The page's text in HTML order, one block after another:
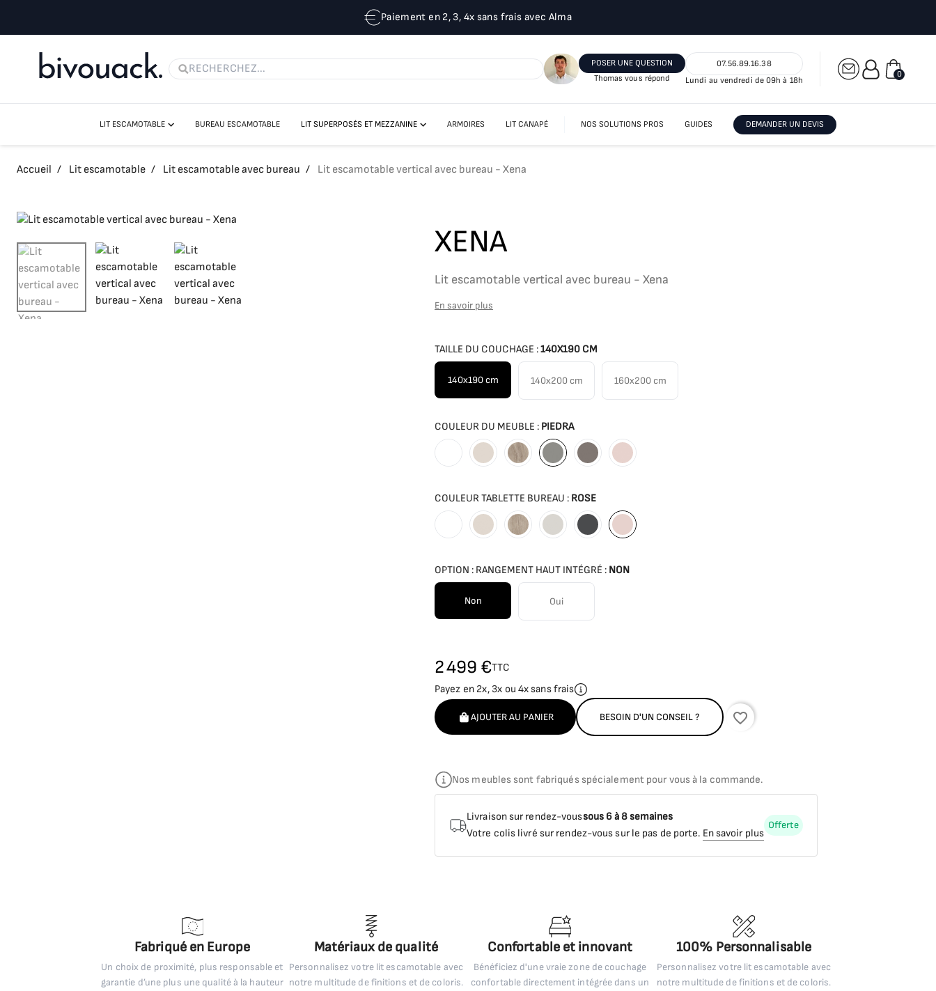
Paiement en 2, 3, 4x sans frais avec Alma
POSER UNE QUESTION
Thomas vous répond
07.56.89.16.38
Lundi au vendredi de 09h à 18h
0
LIT ESCAMOTABLE
LIT ESCAMOTABLE HORIZONTAUX
MATELAS
BUREAU ESCAMOTABLE LIT SUPERPOSÉS ET MEZZANINE
LITS ESCAMOTABLES SUPERPOSÉS
ARMOIRES LIT CANAPÉ NOS SOLUTIONS PROS GUIDES DEMANDER UN DEVIS
Accueil / Lit escamotable / Lit escamotable avec bureau / Lit escamotable vertical avec bureau - Xena
XENA
Lit escamotable vertical avec bureau - Xena
En savoir plus
TAILLE DU COUCHAGE :140X190 CM
140x190 cm 140x200 cm 160x200 cm
COULEUR DU MEUBLE : PIEDRA
Blanc Seda Habana Piedra Cacao Rose
COULEUR TABLETTE BUREAU : ROSE
Blanc Seda Habana Gris AnthraciteRose
OPTION : RANGEMENT HAUT INTÉGRÉ : NON
Non Oui
2 499 €TTC
Payez en 2x, 3x ou 4x sans frais
AJOUTER AU PANIER BESOIN D'UN CONSEIL ? favorite_border
Nos meubles sont fabriqués spécialement pour vous à la commande.
Livraison sur rendez-voussous 6 à 8 semaines
Votre colis livré sur rendez-vous sur le pas de porte. En savoir plus
Offerte
Fabriqué en Europe
Un choix de proximité, plus responsable et
garantie d’une plus une qualité à la hauteur
Matériaux de qualité
Personnalisez votre lit escamotable avec
notre multitude de finitions et de coloris.
Confortable et innovant
Bénéficiez d'une vraie zone de couchage
confortable directement intégrée dans un
100% Personnalisable
Personnalisez votre lit escamotable avec
notre multitude de finitions et de coloris.